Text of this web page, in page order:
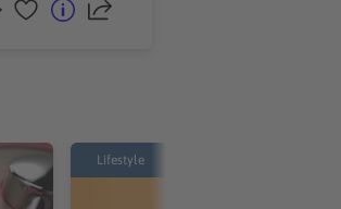
Lifestyle